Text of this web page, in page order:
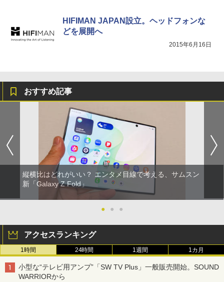
HIFIMAN JAPAN設立。ヘッドフォンな
どを展開へ
2015年6月16日
おすすめ記事
縦横比はどれがいい？ エンタメ目線で考える、サムスン
新「Galaxy Z Fold」
● ● ●
アクセスランキング
1時間 24時間 1週間 1カ月
小型な“テレビ用アンプ”「SW TV Plus」一般販売開始。SOUND
WARRIORから